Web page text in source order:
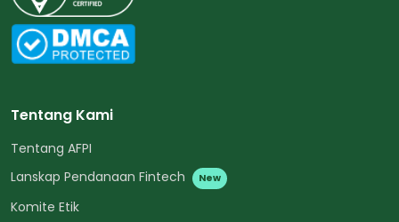
Tentang Kami
Tentang AFPI
Lanskap Pendanaan Fintech
New
Komite Etik